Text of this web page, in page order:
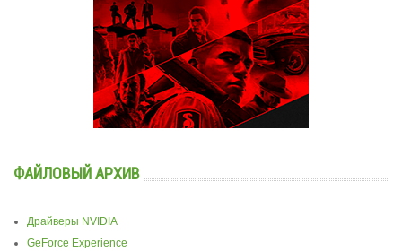
ФАЙЛОВЫЙ АРХИВ
Драйверы NVIDIA
GeForce Experience